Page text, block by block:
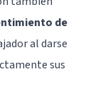
de
al darse
sus